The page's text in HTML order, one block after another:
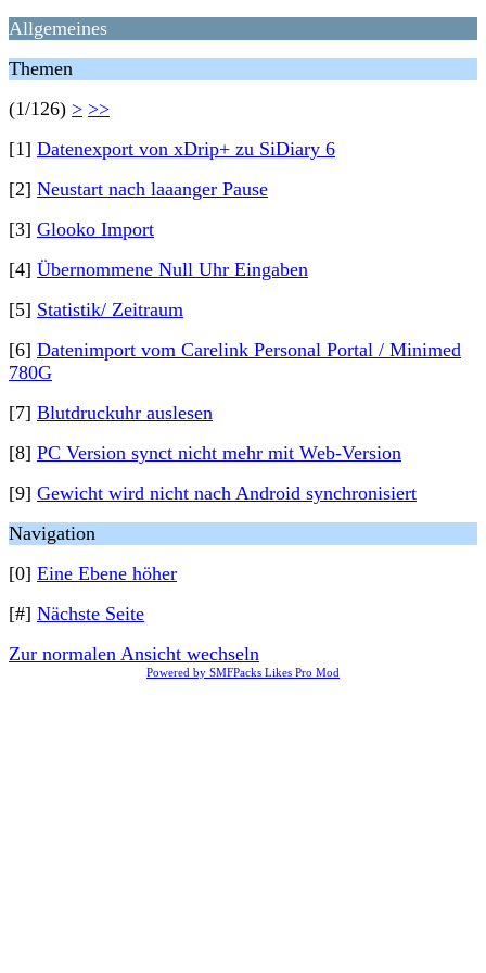
Allgemeines
Themen
(1/126) > >>
[1] Datenexport von xDrip+ zu SiDiary 6
[2] Neustart nach laaanger Pause
[3] Glooko Import
[4] Übernommene Null Uhr Eingaben
[5] Statistik/ Zeitraum
[6] Datenimport vom Carelink Personal Portal / Minimed
780G
[7] Blutdruckuhr auslesen
[8] PC Version synct nicht mehr mit Web-Version
[9] Gewicht wird nicht nach Android synchronisiert
Navigation
[0] Eine Ebene höher
[#] Nächste Seite
Zur normalen Ansicht wechseln
Powered by SMFPacks Likes Pro Mod